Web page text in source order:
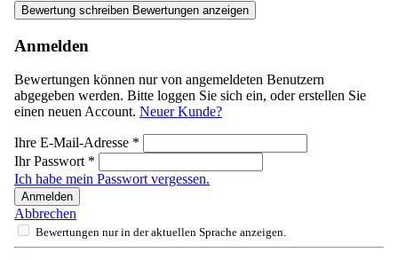
Bewertung schreiben Bewertungen anzeigen
Anmelden
Bewertungen können nur von angemeldeten Benutzern
abgegeben werden. Bitte loggen Sie sich ein, oder erstellen Sie
einen neuen Account. Neuer Kunde?
Ihre E-Mail-Adresse *
Ihr Passwort *
Ich habe mein Passwort vergessen.
Anmelden
Abbrechen
Bewertungen nur in der aktuellen Sprache anzeigen.